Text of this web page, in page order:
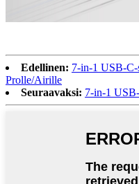
Edellinen: 7-in-1 USB-
Prolle/Airille
Seuraavaksi: 7-in-1